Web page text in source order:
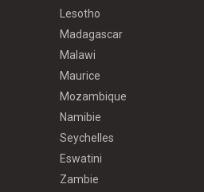
Lesotho
Madagascar
Malawi
Maurice
Mozambique
Namibie
Seychelles
Eswatini
Zambie